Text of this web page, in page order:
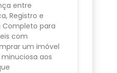
entre
Registro e
Completo para
com
um imóvel
aos